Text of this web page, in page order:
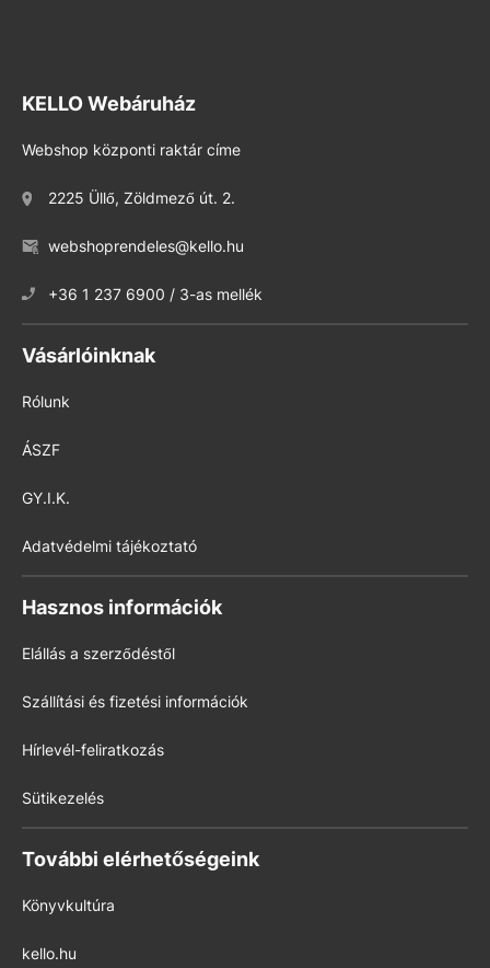
KELLO Webáruház
Webshop központi raktár címe
2225 Üllő, Zöldmező út. 2.
webshoprendeles@kello.hu
+36 1 237 6900 / 3-as mellék
Vásárlóinknak
Rólunk
ÁSZF
GY.I.K.
Adatvédelmi tájékoztató
Hasznos információk
Elállás a szerződéstől
Szállítási és fizetési információk
Hírlevél-feliratkozás
Sütikezelés
További elérhetőségeink
Könyvkultúra
kello.hu